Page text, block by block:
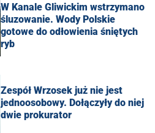
W Kanale Gliwickim wstrzymano
śluzowanie. Wody Polskie
gotowe do odłowienia śniętych
ryb
Zespół Wrzosek już nie jest
jednoosobowy. Dołączyły do niej
dwie prokurator